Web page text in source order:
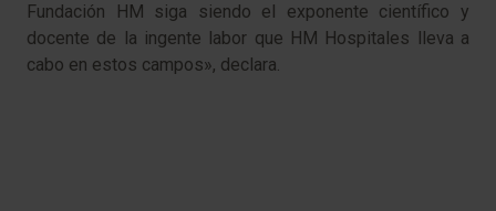
Fundación HM siga siendo el exponente científico y
docente de la ingente labor que HM Hospitales lleva a
cabo en estos campos», declara.